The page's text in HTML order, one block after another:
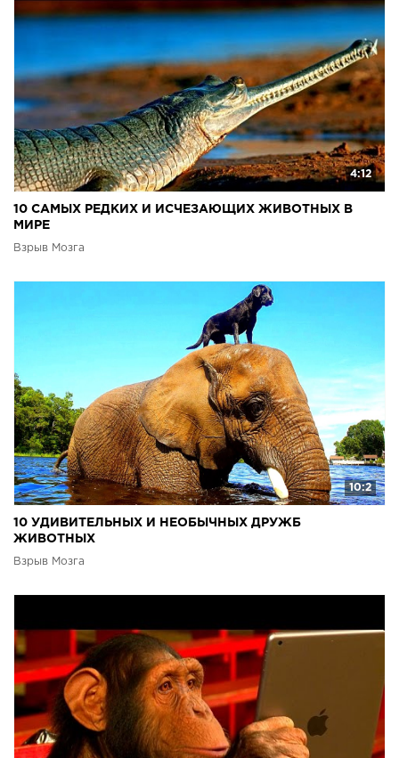
4:12
10 САМЫХ РЕДКИХ И ИСЧЕЗАЮЩИХ ЖИВОТНЫХ В
МИРЕ
Взрыв Мозга
10:2
10 УДИВИТЕЛЬНЫХ И НЕОБЫЧНЫХ ДРУЖБ
ЖИВОТНЫХ
Взрыв Мозга